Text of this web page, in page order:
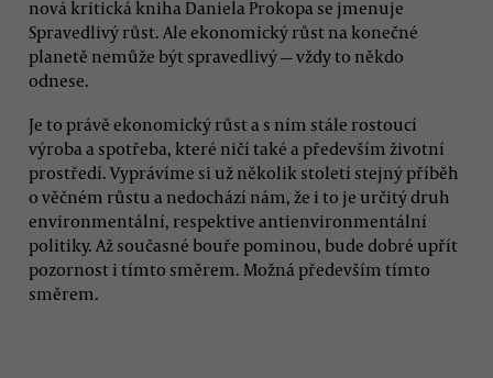
nová kritická kniha Daniela Prokopa se jmenuje
Spravedlivý růst. Ale ekonomický růst na konečné
planetě nemůže být spravedlivý — vždy to někdo
odnese.
Je to právě ekonomický růst a s ním stále rostoucí
výroba a spotřeba, které ničí také a především životní
prostředí. Vyprávíme si už několik století stejný příběh
o věčném růstu a nedochází nám, že i to je určitý druh
environmentální, respektive antienvironmentální
politiky. Až současné bouře pominou, bude dobré upřít
pozornost i tímto směrem. Možná především tímto
směrem.